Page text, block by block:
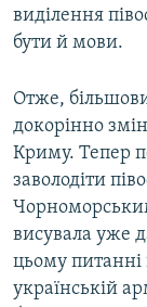
виділення
бути й мови.
Отже,
докорінно
Криму. Тепер
заволодіти
висувала уже
цьому питанні
українській